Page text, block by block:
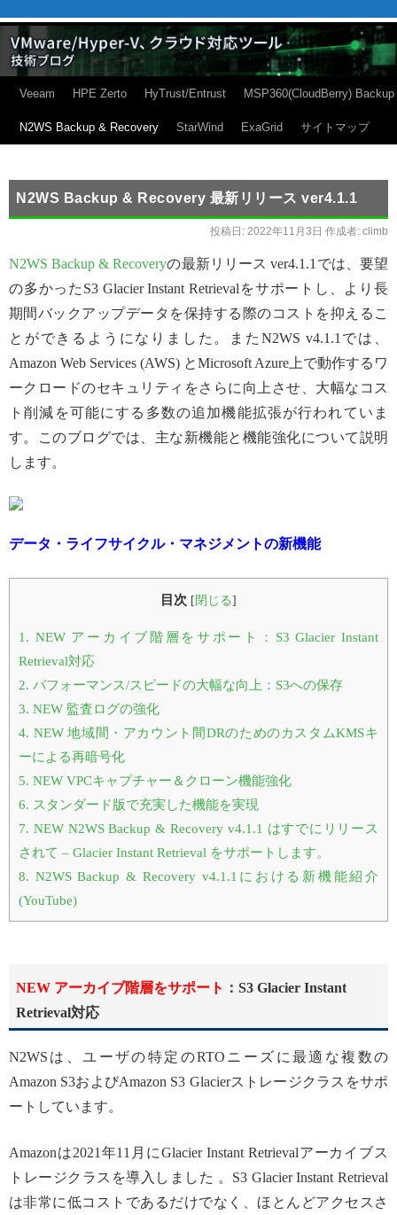
Veeam HPE Zerto HyTrust/Entrust MSP360(CloudBerry) Backup
N2WS Backup & Recovery StarWind ExaGrid サイトマップ
N2WS Backup & Recovery 最新リリース ver4.1.1
投稿日: 2022年11月3日 作成者: climb
N2WS Backup & Recoveryの最新リリース ver4.1.1では、要望
の多かったS3 Glacier Instant Retrievalをサポートし、より長
期間バックアップデータを保持する際のコストを抑えるこ
とができるようになりました。またN2WS v4.1.1では、
Amazon Web Services (AWS) とMicrosoft Azure上で動作するワ
ークロードのセキュリティをさらに向上させ、大幅なコス
ト削減を可能にする多数の追加機能拡張が行われていま
す。このブログでは、主な新機能と機能強化について説明
します。
データ・ライフサイクル・マネジメントの新機能
目次 [ 閉じる]
1. NEW アーカイブ階層をサポート：S3 Glacier Instant
Retrieval対応
2. パフォーマンス/スピードの大幅な向上：S3への保存
3. NEW 監査ログの強化
4. NEW 地域間・アカウント間DRのためのカスタムKMSキ
ーによる再暗号化
5. NEW VPCキャプチャー＆クローン機能強化
6. スタンダード版で充実した機能を実現
7. NEW N2WS Backup & Recovery v4.1.1 はすでにリリース
されて – Glacier Instant Retrieval をサポートします。
8. N2WS Backup & Recovery v4.1.1における新機能紹介
(YouTube)
NEW アーカイブ階層をサポート ：S3 Glacier Instant
Retrieval対応
N2WSは、ユーザの特定のRTOニーズに最適な複数の
Amazon S3およびAmazon S3 Glacierストレージクラスをサポ
ートしています。
Amazonは2021年11月にGlacier Instant Retrievalアーカイブス
トレージクラスを導入しました 。S3 Glacier Instant Retrieval
は非常に低コストであるだけでなく、ほとんどアクセスさ